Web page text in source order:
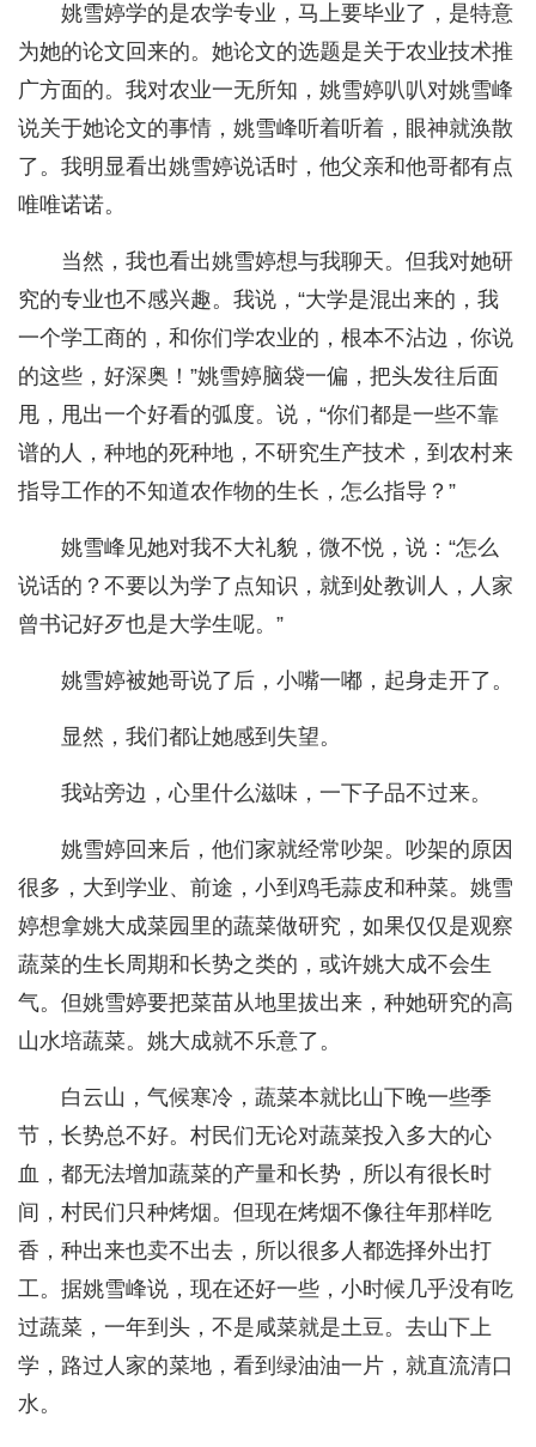
姚雪婷学的是农学专业，马上要毕业了，是特意
为她的论文回来的。她论文的选题是关于农业技术推
广方面的。我对农业一无所知，姚雪婷叭叭对姚雪峰
说关于她论文的事情，姚雪峰听着听着，眼神就涣散
了。我明显看出姚雪婷说话时，他父亲和他哥都有点
唯唯诺诺。
当然，我也看出姚雪婷想与我聊天。但我对她研
究的专业也不感兴趣。我说，“大学是混出来的，我
一个学工商的，和你们学农业的，根本不沾边，你说
的这些，好深奥！”姚雪婷脑袋一偏，把头发往后面
甩，甩出一个好看的弧度。说，“你们都是一些不靠
谱的人，种地的死种地，不研究生产技术，到农村来
指导工作的不知道农作物的生长，怎么指导？”
姚雪峰见她对我不大礼貌，微不悦，说：“怎么
说话的？不要以为学了点知识，就到处教训人，人家
曾书记好歹也是大学生呢。”
姚雪婷被她哥说了后，小嘴一嘟，起身走开了。
显然，我们都让她感到失望。
我站旁边，心里什么滋味，一下子品不过来。
姚雪婷回来后，他们家就经常吵架。吵架的原因
很多，大到学业、前途，小到鸡毛蒜皮和种菜。姚雪
婷想拿姚大成菜园里的蔬菜做研究，如果仅仅是观察
蔬菜的生长周期和长势之类的，或许姚大成不会生
气。但姚雪婷要把菜苗从地里拔出来，种她研究的高
山水培蔬菜。姚大成就不乐意了。
白云山，气候寒冷，蔬菜本就比山下晚一些季
节，长势总不好。村民们无论对蔬菜投入多大的心
血，都无法增加蔬菜的产量和长势，所以有很长时
间，村民们只种烤烟。但现在烤烟不像往年那样吃
香，种出来也卖不出去，所以很多人都选择外出打
工。据姚雪峰说，现在还好一些，小时候几乎没有吃
过蔬菜，一年到头，不是咸菜就是土豆。去山下上
学，路过人家的菜地，看到绿油油一片，就直流清口
水。